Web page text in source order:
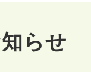
らせ